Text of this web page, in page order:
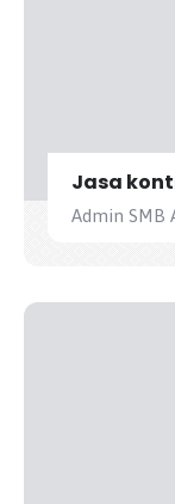
Jasa
Admin SMB